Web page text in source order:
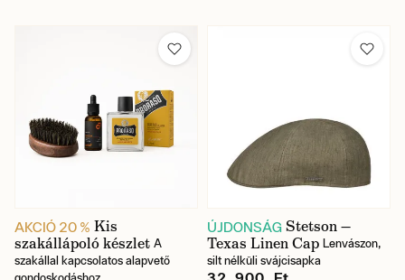
AKCIÓ 20 % Kis
szakállápoló készlet A
szakállal kapcsolatos alapvető
ÚJDONSÁG Stetson —
Texas Linen Cap Lenvászon,
silt nélküli svájcisapka